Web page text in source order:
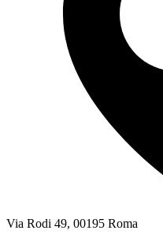
Via Rodi 49, 00195 Roma